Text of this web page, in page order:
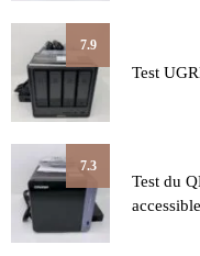
7.9
Test
7.3
Test du